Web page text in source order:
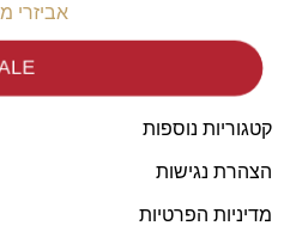
אביזרי
קטגוריות נוספות
הצהרת נגישות
מדיניות הפרטיות